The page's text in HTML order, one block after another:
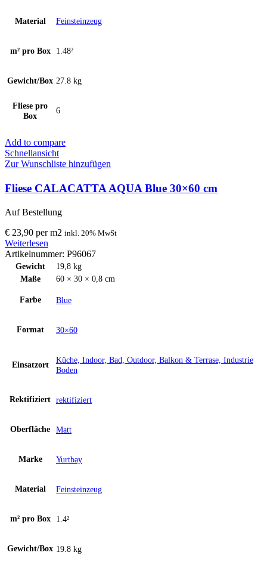
Material Feinsteinzeug
m² pro Box 1.48²
Gewicht/Box 27.8 kg
Fliese pro
Box
6
Add to compare
Schnellansicht
Zur Wunschliste hinzufügen
Fliese CALACATTA AQUA Blue 30×60 cm
Auf Bestellung
€ 23,90 perm2 inkl. 20% MwSt
Weiterlesen
Artikelnummer: P96067
Gewicht
19,8 kg
Maße
60 × 30 × 0,8 cm
Farbe Blue
Format 30×60
Einsatzort
Küche, Indoor, Bad, Outdoor, Balkon & Terrase, Industrie
Boden
Rektifiziert rektifiziert
Oberfläche Matt
Marke Yurtbay
Material Feinsteinzeug
m² pro Box 1.4²
Gewicht/Box 19.8 kg